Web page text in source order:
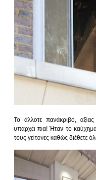
Το άλλοτε πανάκριβο,
υπάρχει πια! Ήταν το καύχημα
τους γείτονες καθώς διέθετε